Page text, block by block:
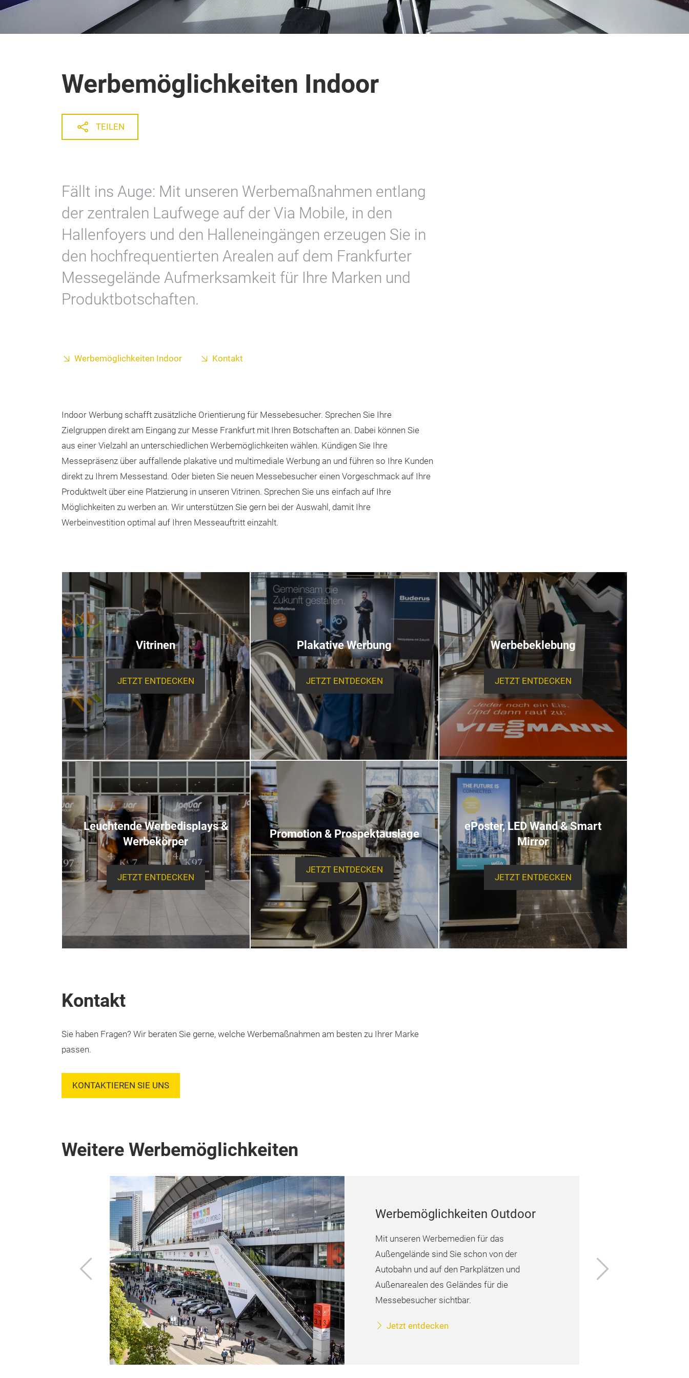
Werbemöglichkeiten Indoor
TEILEN
Fällt ins Auge: Mit unseren Werbemaßnahmen entlang
der zentralen Laufwege auf der Via Mobile, in den
Hallenfoyers und den Halleneingängen erzeugen Sie in
den hochfrequentierten Arealen auf dem Frankfurter
Messegelände Aufmerksamkeit für Ihre Marken und
Produktbotschaften.
Werbemöglichkeiten Indoor Kontakt
Indoor Werbung schafft zusätzliche Orientierung für Messebesucher. Sprechen Sie Ihre
Zielgruppen direkt am Eingang zur Messe Frankfurt mit Ihren Botschaften an. Dabei können Sie
aus einer Vielzahl an unterschiedlichen Werbemöglichkeiten wählen. Kündigen Sie Ihre
Messepräsenz über auffallende plakative und multimediale Werbung an und führen so Ihre Kunden
direkt zu Ihrem Messestand. Oder bieten Sie neuen Messebesucher einen Vorgeschmack auf Ihre
Produktwelt über eine Platzierung in unseren Vitrinen. Sprechen Sie uns einfach auf Ihre
Möglichkeiten zu werben an. Wir unterstützen Sie gern bei der Auswahl, damit Ihre
Werbeinvestition optimal auf Ihren Messeauftritt einzahlt.
Vitrinen
JETZT ENTDECKEN
Plakative Werbung
JETZT ENTDECKEN
Werbebeklebung
JETZT ENTDECKEN
Leuchtende Werbedisplays &
Werbekörper
JETZT ENTDECKEN
Promotion & Prospektauslage
JETZT ENTDECKEN
ePoster, LED Wand & Smart
Mirror
JETZT ENTDECKEN
Kontakt
Sie haben Fragen? Wir beraten Sie gerne, welche Werbemaßnahmen am besten zu Ihrer Marke
passen.
KONTAKTIEREN SIE UNS
Weitere Werbemöglichkeiten
Zurück Vor
Werbemöglichkeiten Outdoor
Mit unseren Werbemedien für das
Außengelände sind Sie schon von der
Autobahn und auf den Parkplätzen und
Außenarealen des Geländes für die
Messebesucher sichtbar.
Jetzt entdecken